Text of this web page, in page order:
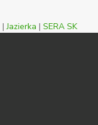
|Jazierka | SERA SK